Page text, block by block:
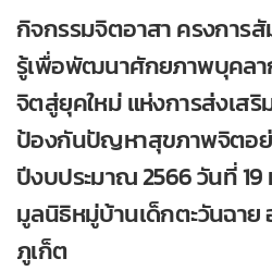
กิจกรรมจิตอาสา ครงการ
รู้เพื่อพัฒนาศักยภาพบุคล
จิตสู่ยุคใหม่ แห่งการส่งเส
ป้องกันปัญหาสุขภาพจิตอย่
ปีงบประมาณ 2566 วันที่
มูลนิธิหมู่บ้านเด็กตะวันฉาย
ภูเก็ต